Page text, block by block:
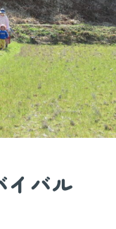
イバル